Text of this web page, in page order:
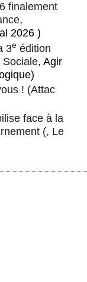
finalement
,
2026 )
3e édition
Sociale, Agir
! (Attac
face à la
(, Le